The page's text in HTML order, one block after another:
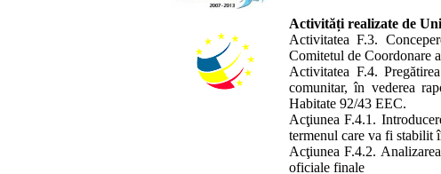
Activități realizate de
Activitatea F.3.
Comitetul de Coordonare
Activitatea F.4.
comunitar,în vederea
Habitate 92/43 EEC.
Acţiunea F.4.1.
termenul care va fi stabilit
Acţiunea F.4.2.
oficiale finale